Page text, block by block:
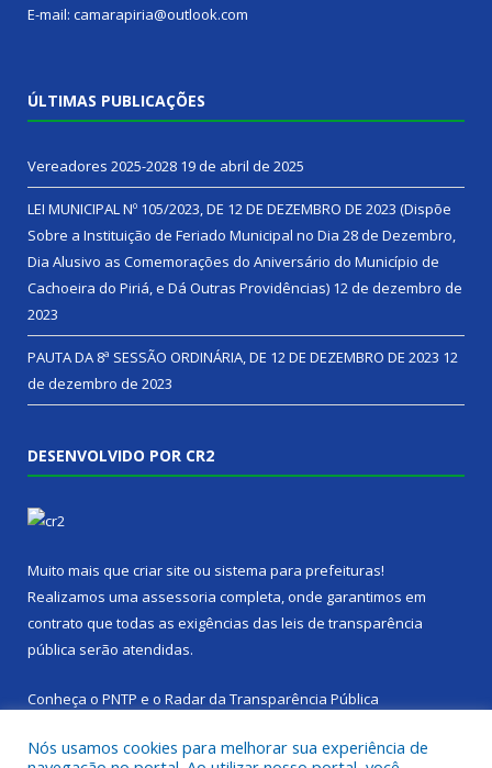
E-mail: camarapiria@outlook.com
ÚLTIMAS PUBLICAÇÕES
Vereadores 2025-2028 19 de abril de 2025
LEI MUNICIPAL Nº 105/2023, DE 12 DE DEZEMBRO DE 2023 (Dispõe
Sobre a Instituição de Feriado Municipal no Dia 28 de Dezembro,
Dia Alusivo as Comemorações do Aniversário do Município de
Cachoeira do Piriá, e Dá Outras Providências) 12 de dezembro de
2023
PAUTA DA 8ª SESSÃO ORDINÁRIA, DE 12 DE DEZEMBRO DE 2023 12
de dezembro de 2023
DESENVOLVIDO POR CR2
Muito mais que criar site ou sistema para prefeituras!
Realizamos uma assessoria completa, onde garantimos em
contrato que todas as exigências das leis de transparência
pública serão atendidas.
Conheça o PNTP e o Radar da Transparência Pública
Nós usamos cookies para melhorar sua experiência de